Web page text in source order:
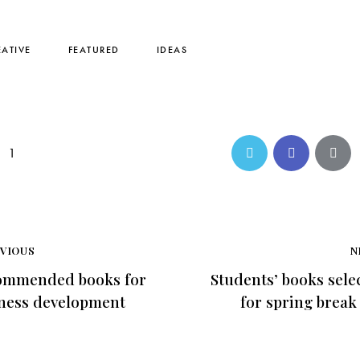
FEATURED IDEAS
1
books for
development
Students’ books
for spring break